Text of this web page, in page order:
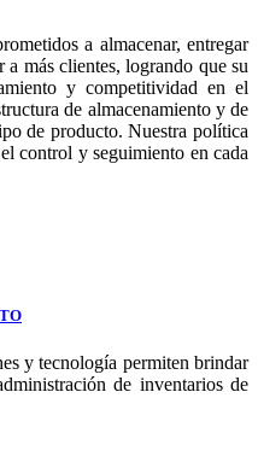
a almacenar, entregar
más clientes, logrando que su
y competitividad en el
de almacenamiento y de
de producto. Nuestra política
control y seguimiento en cada
y tecnología permiten brindar
de inventarios de